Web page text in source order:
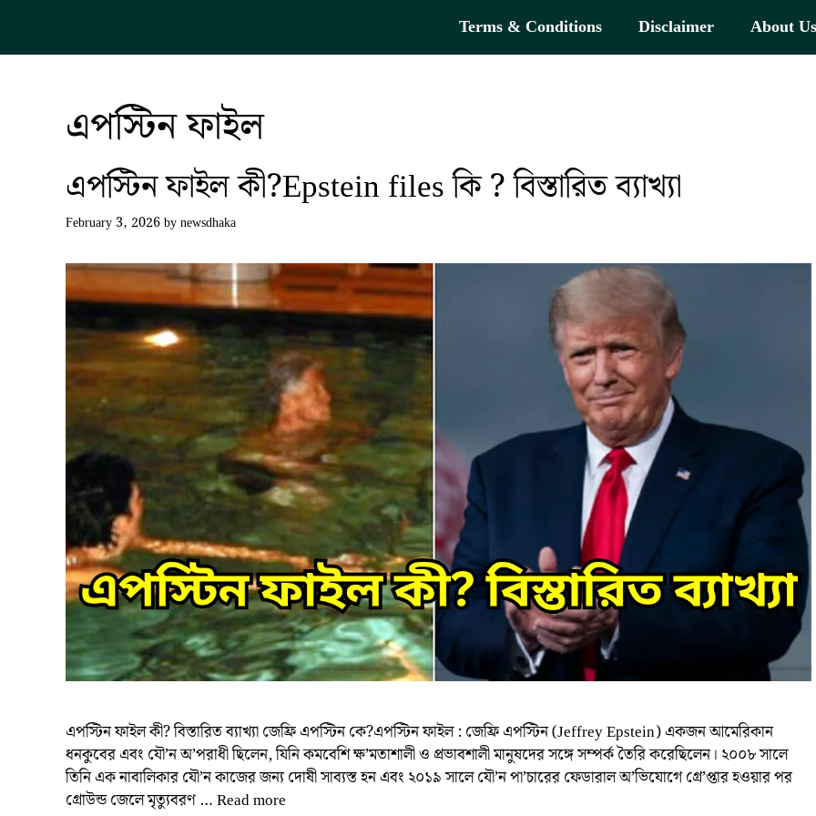
content
Terms & Conditions Disclaimer About Us
এপস্টিন ফাইল
এপস্টিন ফাইল কী?Epstein files কি ? বিস্তারিত ব্যাখ্যা
February 3, 2026bynewsdhaka
এপস্টিন ফাইল কী? বিস্তারিত ব্যাখ্যা জেফ্রি এপস্টিন কে?এপস্টিন ফাইল : জেফ্রি এপস্টিন (Jeffrey Epstein) একজন আমেরিকান
ধনকুবের এবং যৌ’ন অ’পরাধী ছিলেন, যিনি কমবেশি ক্ষ’মতাশালী ও প্রভাবশালী মানুষদের সঙ্গে সম্পর্ক তৈরি করেছিলেন। ২০০৮ সালে
তিনি এক নাবালিকার যৌ’ন কাজের জন্য দোষী সাব্যস্ত হন এবং ২০১৯ সালে যৌ’ন পা’চারের ফেডারাল অ’ভিযোগে গ্রে’প্তার হওয়ার পর
গ্রোউন্ড জেলে মৃত্যুবরণ …Read more